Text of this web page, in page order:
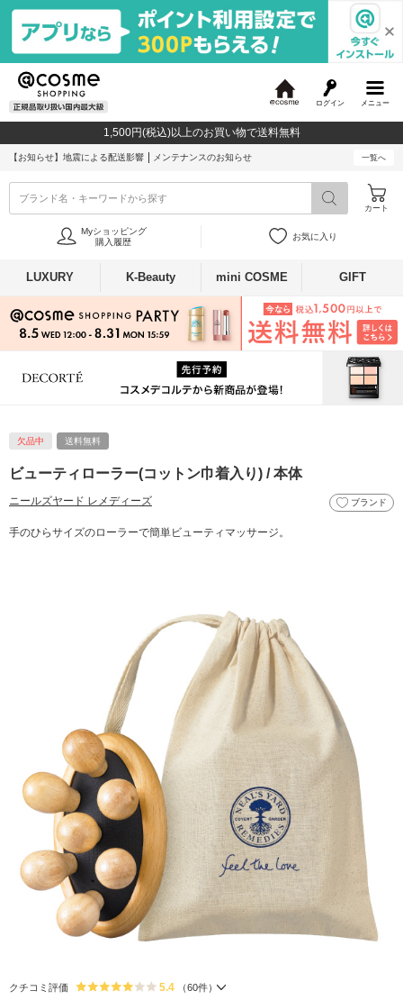
メニュー
ログイン
c
o
1,500円(税込)以上のお買い物で送料無料
【お知らせ】 地震による配送影響 メンテナンスのお知らせ 一覧へ
ブランド名・キーワードから探す
カート
Myショッピング
購入履歴
お気に入り
LUXURY K-Beauty mini COSME GIFT
欠品中 送料無料
ビューティローラー(コットン巾着入り) / 本体
ニールズヤード レメディーズ ブランド
手のひらサイズのローラーで簡単ビューティマッサージ。
クチコミ評価 5.4 （60件）